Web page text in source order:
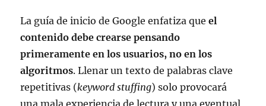
La guía de inicio de Google enfatiza queel
contenido debe crearse pensando
primeramente en los usuarios, no en los
algoritmos. Llenar un texto de palabras clave
repetitivas (keyword stuffing) solo provocará
una mala experiencia de lectura y una eventual